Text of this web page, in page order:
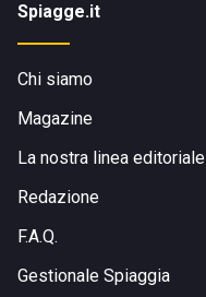
Spiagge.it
Chi siamo
Magazine
La nostra linea editoriale
Redazione
F.A.Q.
Gestionale Spiaggia